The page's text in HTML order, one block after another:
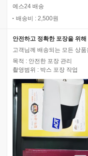
예스24 배송
배송비 : 2,500원
안전하고 정확한 포장을 위
고객님께 배송되는 모든 상
목적 : 안전한 포장 관리
촬영범위 : 박스 포장 작업